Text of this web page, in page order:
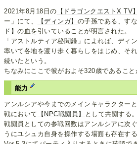
2021年8月18日の 【ドラゴンクエストX TV
ー」にて、
【ディンガ】 の子孫である、す
ド】の血を引いていることが明言された。
「アストルティア秘聞録」によれば、ディ
率いて各地を渡り歩く暮らしをはじめ、そ
続いたという。
ちなみにここで彼がおよそ320歳であること
能力
アンルシアや今までのメインキャラクター
戦において
【NPC戦闘員】
として共闘する。
戦闘員としての参戦回数はアンルシアに次
うにユシュカ自身を操作する場面も存在する